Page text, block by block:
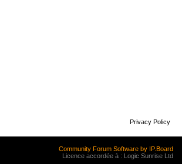
Privacy Policy
Community Forum Software by IP.Board
Licence accordée à : Logic Sunrise Ltd